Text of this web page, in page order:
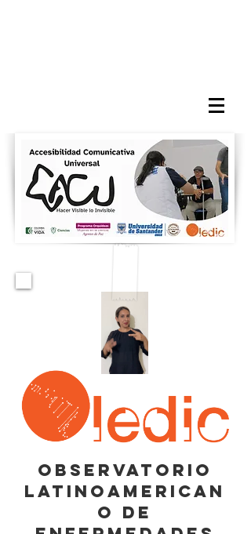
OBSERVATORIO
LATINOAMERICAN
O DE